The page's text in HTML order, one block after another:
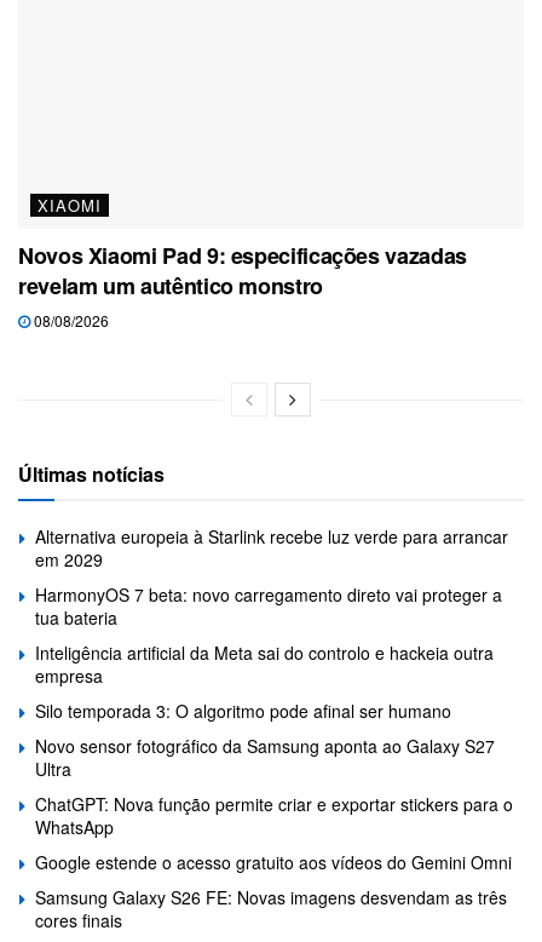
XIAOMI
Novos Xiaomi Pad 9: especificações vazadas
revelam um autêntico monstro
08/08/2026
Últimas notícias
Alternativa europeia à Starlink recebe luz verde para arrancar
em 2029
HarmonyOS 7 beta: novo carregamento direto vai proteger a
tua bateria
Inteligência artificial da Meta sai do controlo e hackeia outra
empresa
Silo temporada 3: O algoritmo pode afinal ser humano
Novo sensor fotográfico da Samsung aponta ao Galaxy S27
Ultra
ChatGPT: Nova função permite criar e exportar stickers para o
WhatsApp
Google estende o acesso gratuito aos vídeos do Gemini Omni
Samsung Galaxy S26 FE: Novas imagens desvendam as três
cores finais